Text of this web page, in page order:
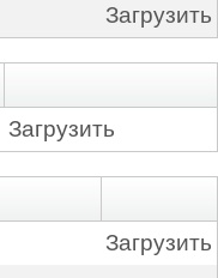
Загрузить
Загрузить
Загрузить